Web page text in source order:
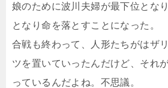
娘のために波川夫婦が最下位とな
となり命を落とすことになった。
合戦も終わって、人形たちがはザ
ツを置いていったんだけど、それ
っているんだよね。不思議。